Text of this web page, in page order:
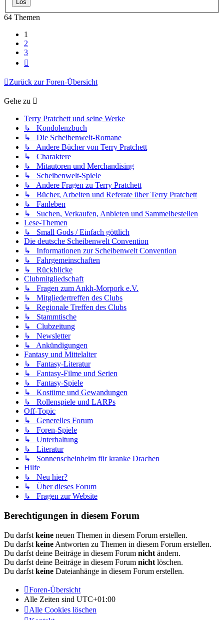
64 Themen
1
2
3
Zurück zur Foren-Übersicht
Gehe zu
Terry Pratchett und seine Werke
↳ Kondolenzbuch
↳ Die Scheibenwelt-Romane
↳ Andere Bücher von Terry Pratchett
↳ Charaktere
↳ Mitautoren und Merchandising
↳ Scheibenwelt-Spiele
↳ Andere Fragen zu Terry Pratchett
↳ Bücher, Arbeiten und Referate über Terry Pratchett
↳ Fanleben
↳ Suchen, Verkaufen, Anbieten und Sammelbestellen
Lese-Themen
↳ Small Gods / Einfach göttlich
Die deutsche Scheibenwelt Convention
↳ Informationen zur Scheibenwelt Convention
↳ Fahrgemeinschaften
↳ Rückblicke
Clubmitgliedschaft
↳ Fragen zum Ankh-Morpork e.V.
↳ Mitgliedertreffen des Clubs
↳ Regionale Treffen des Clubs
↳ Stammtische
↳ Clubzeitung
↳ Newsletter
↳ Ankündigungen
Fantasy und Mittelalter
↳ Fantasy-Literatur
↳ Fantasy-Filme und Serien
↳ Fantasy-Spiele
↳ Kostüme und Gewandungen
↳ Rollenspiele und LARPs
Off-Topic
↳ Generelles Forum
↳ Foren-Spiele
↳ Unterhaltung
↳ Literatur
↳ Sonnenscheinheim für kranke Drachen
Hilfe
↳ Neu hier?
↳ Über dieses Forum
↳ Fragen zur Website
Berechtigungen in diesem Forum
Du darfst keine neuen Themen in diesem Forum erstellen.
Du darfst keine Antworten zu Themen in diesem Forum erstellen.
Du darfst deine Beiträge in diesem Forum nicht ändern.
Du darfst deine Beiträge in diesem Forum nicht löschen.
Du darfst keine Dateianhänge in diesem Forum erstellen.
Foren-Übersicht
Alle Zeiten sind UTC+01:00
Alle Cookies löschen